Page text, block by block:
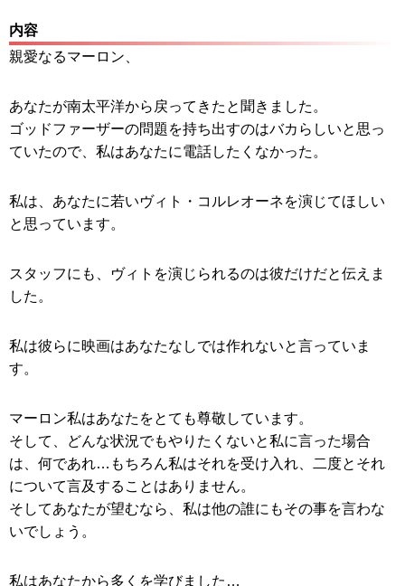
内容
親愛なるマーロン、
あなたが南太平洋から戻ってきたと聞きました。
ゴッドファーザーの問題を持ち出すのはバカらしいと思っ
ていたので、私はあなたに電話したくなかった。
私は、あなたに若いヴィト・コルレオーネを演じてほしい
と思っています。
スタッフにも、ヴィトを演じられるのは彼だけだと伝えま
した。
私は彼らに映画はあなたなしでは作れないと言っていま
す。
マーロン私はあなたをとても尊敬しています。
そして、どんな状況でもやりたくないと私に言った場合
は、何であれ…もちろん私はそれを受け入れ、二度とそれ
について言及することはありません。
そしてあなたが望むなら、私は他の誰にもその事を言わな
いでしょう。
私はあなたから多くを学びました…